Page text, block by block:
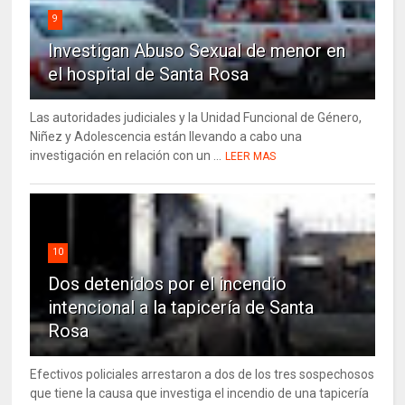
9
Investigan Abuso Sexual de menor en
el hospital de Santa Rosa
Las autoridades judiciales y la Unidad Funcional de Género,
Niñez y Adolescencia están llevando a cabo una
investigación en relación con un ...
LEER MAS
10
Dos detenidos por el incendio
intencional a la tapicería de Santa
Rosa
Efectivos policiales arrestaron a dos de los tres sospechosos
que tiene la causa que investiga el incendio de una tapicería